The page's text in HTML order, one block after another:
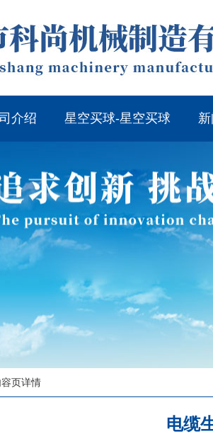
介绍 星空买球-星空买球
页详情
电缆